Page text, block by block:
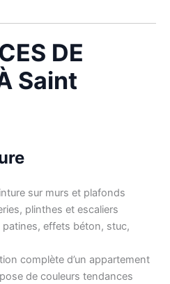
DE
Saint
sur murs et plafonds
plinthes et escaliers
effets béton, stuc,
complète d’un appartement
de couleurs tendances